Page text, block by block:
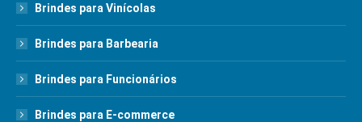
Brindes para Vinícolas
Brindes para Barbearia
Brindes para Funcionários
Brindes para E-commerce